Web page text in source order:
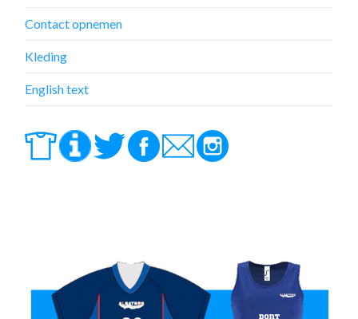
Contact opnemen
Kleding
English text